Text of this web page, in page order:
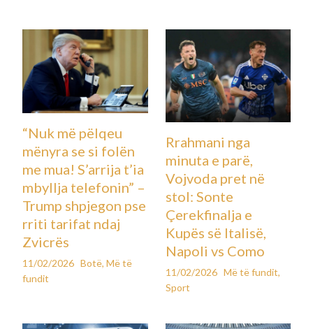
“Nuk më pëlqeu
mënyra se si folën
me mua! S’arrija t’ia
mbyllja telefonin” –
Trump shpjegon pse
rriti tarifat ndaj
Zvicrës
11/02/2026 Botë,Më të
fundit
Rrahmani nga
minuta e parë,
Vojvoda pret në
stol: Sonte
Çerekfinalja e
Kupës së Italisë,
Napoli vs Como
11/02/2026 Më të fundit,
Sport